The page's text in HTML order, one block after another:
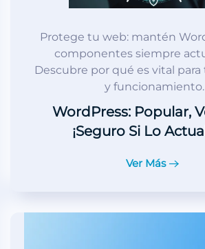
Protege tu web: mantén
componentes siempre
Descubre por qué es vital
y funcionamiento.
WordPress: Popular,
¡Seguro Si Lo
Ver Más